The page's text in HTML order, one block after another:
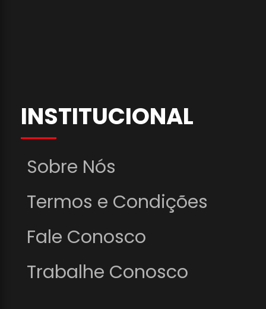
INSTITUCIONAL
Sobre Nós
Termos e Condições
Fale Conosco
Trabalhe Conosco